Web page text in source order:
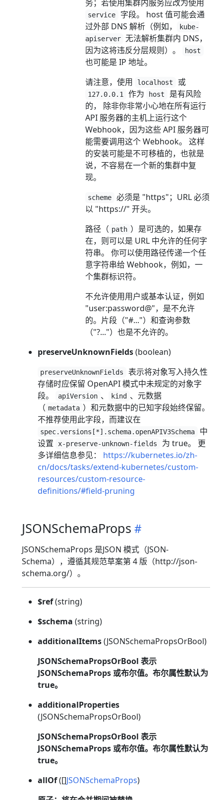
务；若使用集群内服务应改为使用
service
字段。 host 值可能会通
过外部 DNS 解析（例如，
kube-
apiserver 无法解析集群内 DNS，
因为这将违反分层规则）。
host
也可能是 IP 地址。
请注意，使用
localhost 或
127.0.0.1 作为 host
是有风险
的， 除非你非常小心地在所有运行
API 服务器的主机上运行这个
Webhook，因为这些 API 服务器可
能需要调用这个 Webhook。 这样
的安装可能是不可移植的，也就是
说，不容易在一个新的集群中复
现。
scheme
必须是 "https"；URL 必须
以 "https://" 开头。
路径（ path ）是可选的，如果存
在，则可以是 URL 中允许的任何字
符串。 你可以使用路径传递一个任
意字符串给 Webhook，例如，一
个集群标识符。
不允许使用用户或基本认证，例如
"user:password@"，是不允许
的。片段（"#..."）和查询参数
（"?..."）也是不允许的。
preserveUnknownFields(boolean)
preserveUnknownFields
表示将对象写入持久性
存储时应保留 OpenAPI 模式中未规定的对象字
段。
apiVersion 、 kind 、元数据
（ metadata ）和元数据中的已知字段始终保留。
不推荐使用此字段，而建议在
spec.versions[*].schema.openAPIV3Schema
中
设置
x-preserve-unknown-fields
为 true。 更
多详细信息参见： https://kubernetes.io/zh-
cn/docs/tasks/extend-kubernetes/custom-
resources/custom-resource-
definitions/#field-pruning
JSONSchemaProps
JSONSchemaProps 是JSON 模式（JSON-
Schema），遵循其规范草案第 4 版（http://json-
schema.org/）。
$ref(string)
$schema (string)
additionalItems(JSONSchemaPropsOrBool)
JSONSchemaPropsOrBool 表示
JSONSchemaProps 或布尔值。布尔属性默认为
true。
additionalProperties
(JSONSchemaPropsOrBool)
JSONSchemaPropsOrBool 表示
JSONSchemaProps 或布尔值。布尔属性默认为
true。
allOf([]JSONSchemaProps)